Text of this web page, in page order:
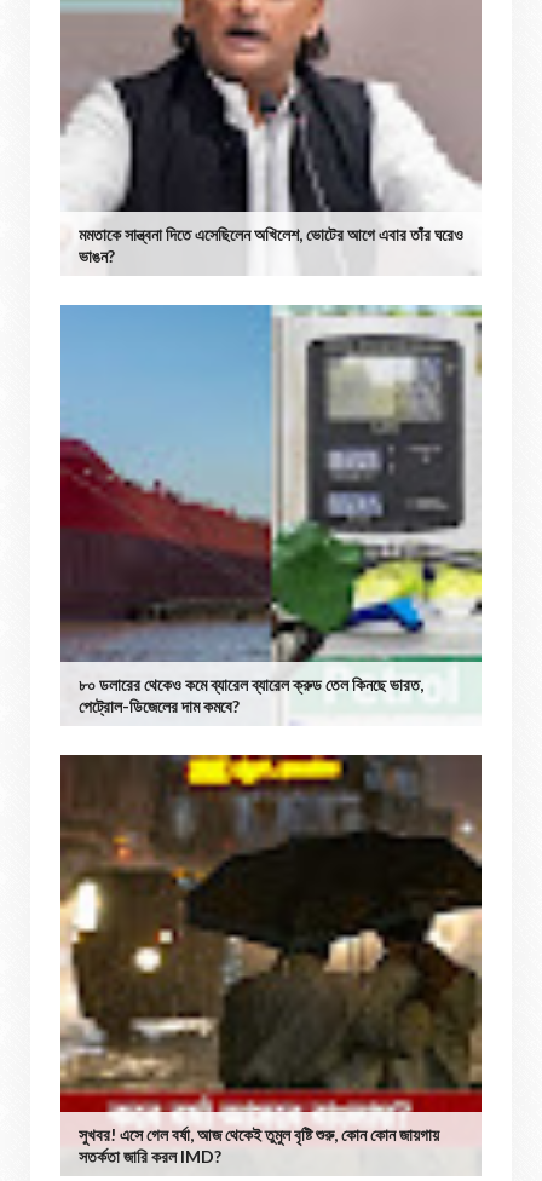
মমতাকে সান্ত্বনা দিতে এসেছিলেন অখিলেশ, ভোটের আগে এবার তাঁর ঘরেও
ভাঙন?
৮০ ডলারের থেকেও কমে ব্যারেল ব্যারেল ক্রুড তেল কিনছে ভারত,
পেট্রোল-ডিজেলের দাম কমবে?
সুখবর! এসে গেল বর্ষা, আজ থেকেই তুমুল বৃষ্টি শুরু, কোন কোন জায়গায়
সতর্কতা জারি করল IMD?